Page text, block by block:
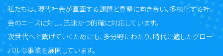
私たちは、現代社会が直面する課題と真摯に向き合い、多様化する社
会のニーズに対し、迅速かつ的確に対応しています。
次世代へと繋げていくためにも、多分野にわたり、時代に適したグロー
バルな事業を展開しています。